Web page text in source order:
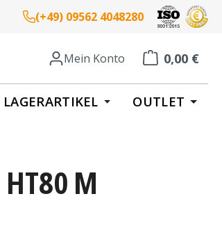
(+49) 09562 4048280
Mein Konto 0,00 €
Warenkorb
LAGERARTIKEL OUTLET
M